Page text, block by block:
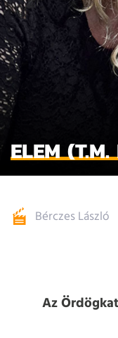
ELEM
Bérczes László
Az